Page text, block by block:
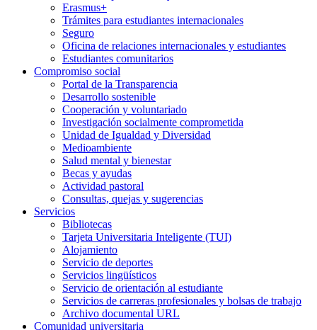
Erasmus+
Trámites para estudiantes internacionales
Seguro
Oficina de relaciones internacionales y estudiantes
Estudiantes comunitarios
Compromiso social
Portal de la Transparencia
Desarrollo sostenible
Cooperación y voluntariado
Investigación socialmente comprometida
Unidad de Igualdad y Diversidad
Medioambiente
Salud mental y bienestar
Becas y ayudas
Actividad pastoral
Consultas, quejas y sugerencias
Servicios
Bibliotecas
Tarjeta Universitaria Inteligente (TUI)
Alojamiento
Servicio de deportes
Servicios lingüísticos
Servicio de orientación al estudiante
Servicios de carreras profesionales y bolsas de trabajo
Archivo documental URL
Comunidad universitaria